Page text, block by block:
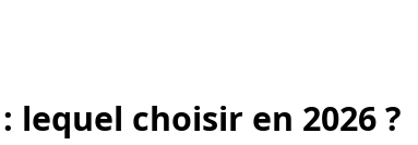
d'énergie verte.
lequel choisir en 2026 ?